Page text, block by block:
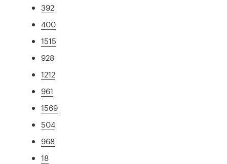
392
400
1515
928
1212
961
1569
504
968
18